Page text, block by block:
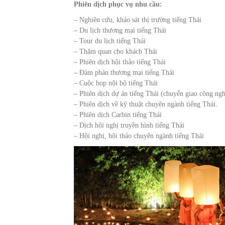
Phiên dịch phục vụ nhu cầu:
– Nghiên cứu, khảo sát thị trường tiếng Thái
– Du lịch thương mại tiếng Thái
– Tour du lịch tiếng Thái
– Thăm quan cho khách Thái
– Phiên dịch hội thảo tiếng Thái
– Đàm phán thương mại tiếng Thái
– Cuộc họp nội bộ tiếng Thái
– Phiên dịch dự án tiếng Thái (chuyển giao công
– Phiên dịch về kỹ thuật chuyên ngành tiếng Thái.
– Phiên dịch Carbin tiếng Thái
– Dịch hội nghị truyền hình tiếng Thái
– Hội nghị, hội thảo chuyên ngành tiếng Thái